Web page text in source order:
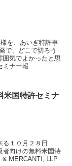
を、あいぎ特許事
で、どこで切ろう
囲気でよかったと思
ミナー報...
米国特許セミナ
１０月２８日
者向けの無料米国特
& MERCANTI, LLP